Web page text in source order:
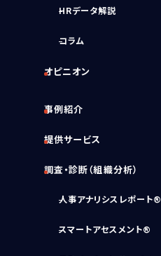
HRデータ解説
コラム
オピニオン
事例紹介
提供サービス
調査・診断（組織分析）
人事アナリシスレポート®
スマートアセスメント®